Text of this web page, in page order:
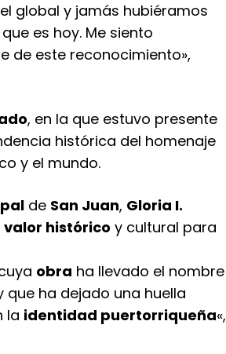
global y jamás hubiéramos
es hoy. Me siento
de este reconocimiento»,
, en la que estuvo presente
histórica del homenaje
y el mundo.
de San Juan, Gloria I.
valor histórico y cultural para
obra ha llevado el nombre
ha dejado una huella
la identidad puertorriqueña«,